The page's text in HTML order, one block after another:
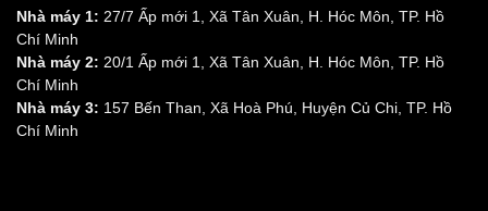
Nhà máy 1: 27/7 Ấp mới 1, Xã Tân Xuân, H. Hóc Môn, TP. Hồ
Chí Minh
Nhà máy 2: 20/1 Ấp mới 1, Xã Tân Xuân, H. Hóc Môn, TP. Hồ
Chí Minh
Nhà máy 3: 157 Bến Than, Xã Hoà Phú, Huyện Củ Chi, TP. Hồ
Chí Minh